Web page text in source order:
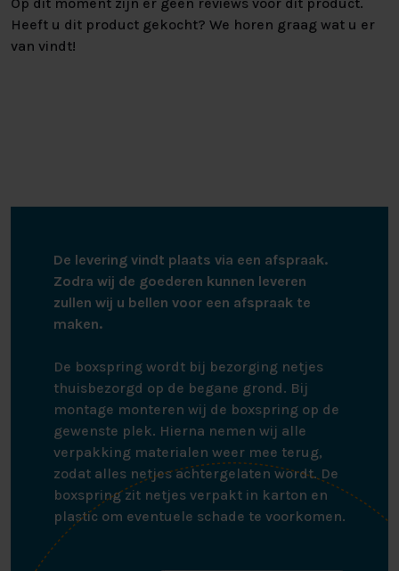
Heeft u dit product gekocht? We horen graag wat u er
van vindt!
De levering vindt plaats via een afspraak.
Zodra wij de goederen kunnen leveren
zullen wij u bellen voor een afspraak te
maken.
De boxspring wordt bij bezorging netjes
thuisbezorgd op de begane grond. Bij
montage monteren wij de boxspring op de
gewenste plek. Hierna nemen wij alle
verpakking materialen weer mee terug,
zodat alles netjes achtergelaten wordt. De
boxspring zit netjes verpakt in karton en
plastic om eventuele schade te voorkomen.